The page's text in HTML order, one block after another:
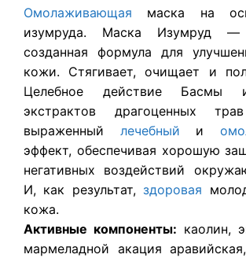
Омолаживающая маска на
изумруда. Маска Изумруд —
созданная формула для
кожи. Стягивает, очищает и
Целебное действие Басмы
экстрактов драгоценных
выраженный лечебный и
эффект, обеспечивая хорошую
негативных воздействий
И, как результат,здоровая
кожа.
Активные компоненты: каолин,
мармеладной акация